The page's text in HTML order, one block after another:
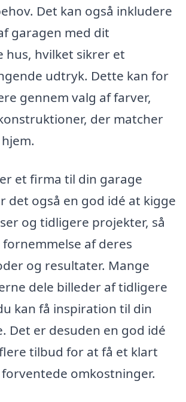
Det kan også inkludere
garagen med dit
hus, hvilket sikrer et
udtryk. Dette kan for
gennem valg af farver,
der matcher
et firma til din garage
det også en god idé at kigge
og tidligere projekter, så
af deres
og resultater. Mange
dele billeder af tidligere
kan få inspiration til din
Det er desuden en god idé
tilbud for at få et klart
omkostninger.